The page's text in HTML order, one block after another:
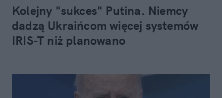
Kolejny "sukces" Putina. Niemcy
dadzą Ukraińcom więcej systemów
IRIS-T niż planowano